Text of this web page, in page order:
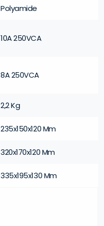
Polyamide
10A 250VCA
8A 250VCA
2,2 Kg
235x150x120 Mm
320x170x120 Mm
335x195x130 Mm